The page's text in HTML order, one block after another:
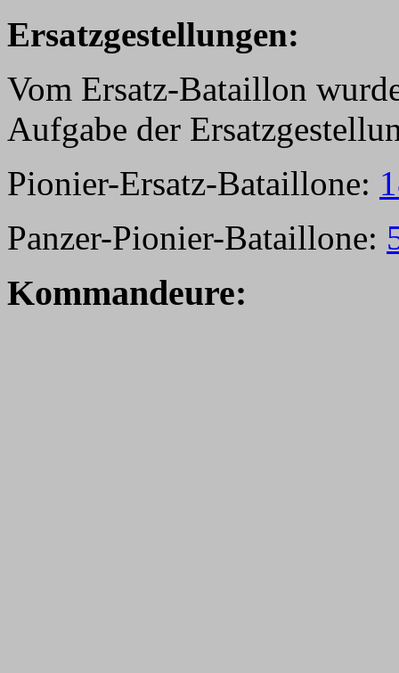
Ersatzgestellungen:
Vom Ersatz-Bataillon
Aufgabe der
Pionier-Ersatz-Bataillone:
Panzer-Pionier-Bataillone:
Kommandeure: